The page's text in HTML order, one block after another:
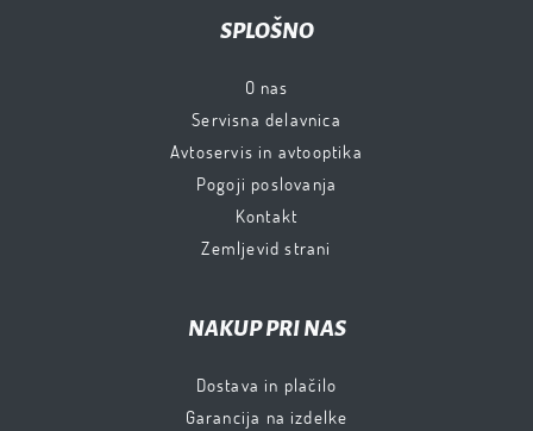
SPLOŠNO
O nas
Servisna delavnica
Avtoservis in avtooptika
Pogoji poslovanja
Kontakt
Zemljevid strani
NAKUP PRI NAS
Dostava in plačilo
Garancija na izdelke